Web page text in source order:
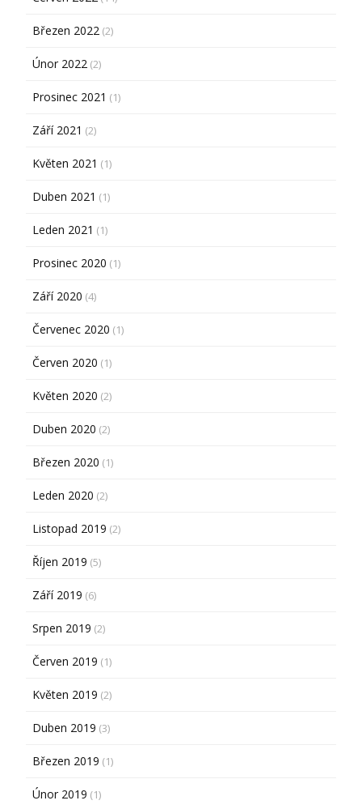
Březen 2022 (2)
Únor 2022 (2)
Prosinec 2021 (1)
Září 2021 (2)
Květen 2021 (1)
Duben 2021 (1)
Leden 2021 (1)
Prosinec 2020 (1)
Září 2020 (4)
Červenec 2020 (1)
Červen 2020 (1)
Květen 2020 (2)
Duben 2020 (2)
Březen 2020 (1)
Leden 2020 (2)
Listopad 2019 (2)
Říjen 2019 (5)
Září 2019 (6)
Srpen 2019 (2)
Červen 2019 (1)
Květen 2019 (2)
Duben 2019 (3)
Březen 2019 (1)
Únor 2019 (1)